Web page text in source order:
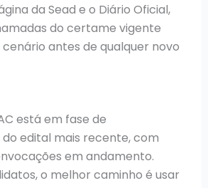
da Sead e o Diário Oficial,
do certame vigente
antes de qualquer novo
está em fase de
edital mais recente, com
em andamento.
o melhor caminho é usar